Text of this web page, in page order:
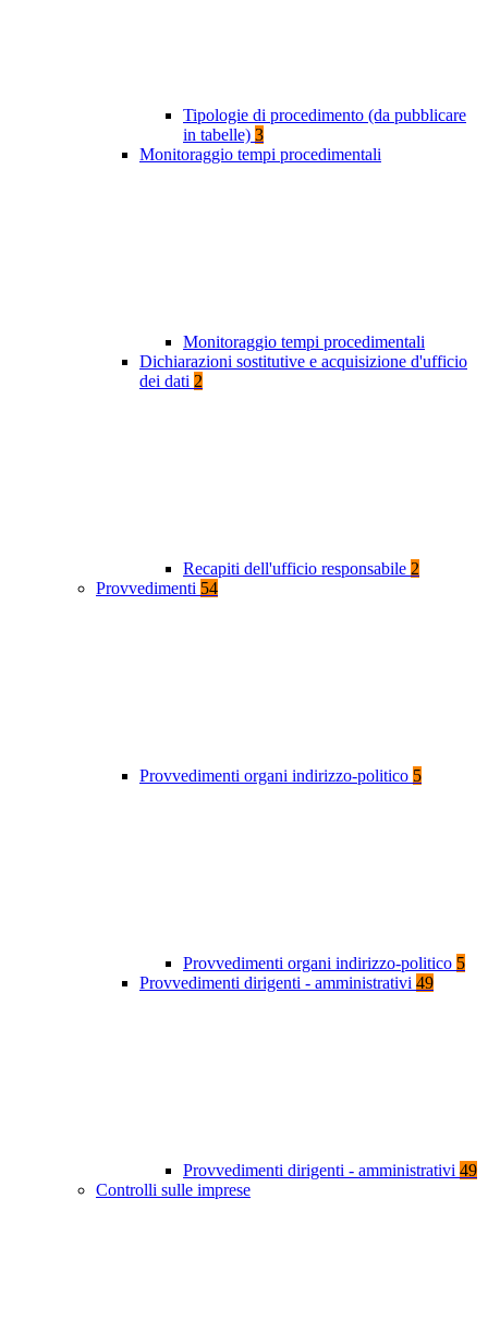
Tipologie di procedimento (da pubblicare
in tabelle) 3
Monitoraggio tempi procedimentali
Monitoraggio tempi procedimentali
Dichiarazioni sostitutive e acquisizione d'ufficio
dei dati 2
Recapiti dell'ufficio responsabile 2
Provvedimenti 54
Provvedimenti organi indirizzo-politico 5
Provvedimenti organi indirizzo-politico 5
Provvedimenti dirigenti - amministrativi 49
Provvedimenti dirigenti - amministrativi 49
Controlli sulle imprese